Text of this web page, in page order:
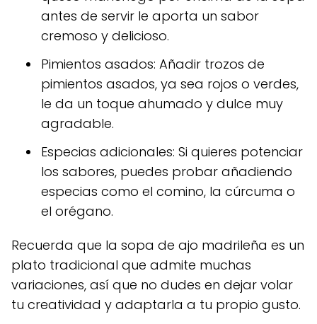
antes de servir le aporta un sabor
cremoso y delicioso.
Pimientos asados: Añadir trozos de
pimientos asados, ya sea rojos o verdes,
le da un toque ahumado y dulce muy
agradable.
Especias adicionales: Si quieres potenciar
los sabores, puedes probar añadiendo
especias como el comino, la cúrcuma o
el orégano.
Recuerda que la sopa de ajo madrileña es un
plato tradicional que admite muchas
variaciones, así que no dudes en dejar volar
tu creatividad y adaptarla a tu propio gusto.